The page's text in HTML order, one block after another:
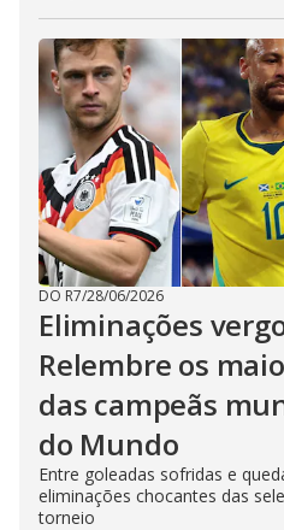
DO R7/28/06/2026
Eliminações
Relembre os
das campeãs
do Mundo
Entre goleadas sofridas e
eliminações chocantes das
torneio